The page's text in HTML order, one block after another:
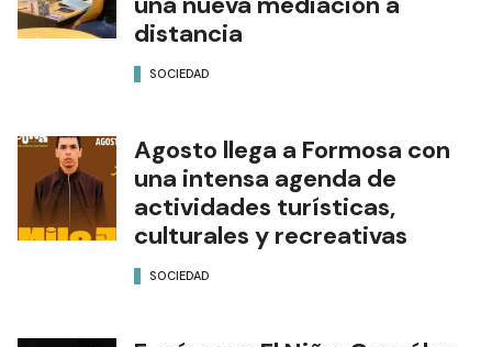
una nueva mediación a
distancia
Agosto llega a Formosa con
una intensa agenda de
actividades turísticas,
culturales y recreativas